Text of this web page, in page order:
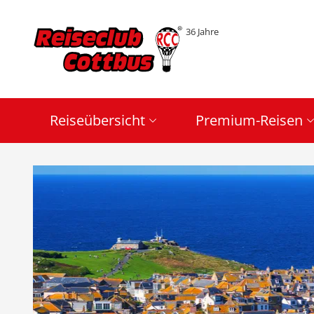
36 Jahre
Reiseübersicht Premium-Reisen